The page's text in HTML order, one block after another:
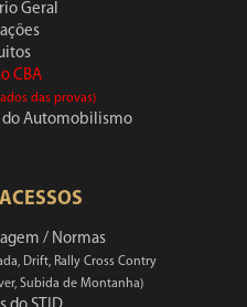
Geral
CBA
das provas)
Automobilismo
/ Normas
Drift, Rally Cross Contry
Subida de Montanha)